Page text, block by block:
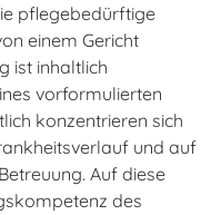
pflegebedürftige
einem Gericht
ist inhaltlich
vorformulierten
konzentrieren sich
und auf
Auf diese
des